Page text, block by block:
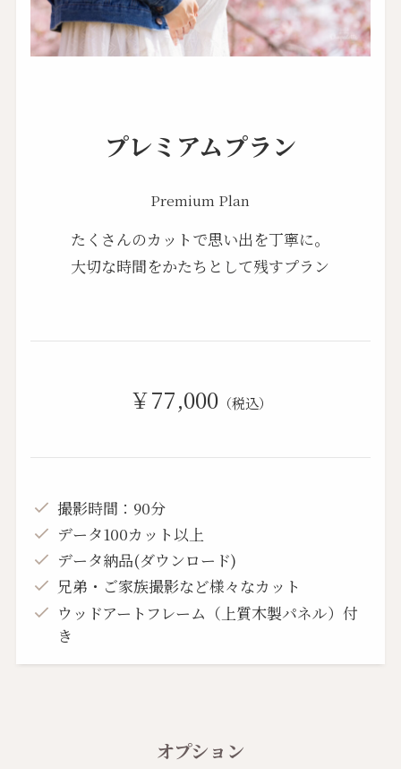
プレミアムプラン
Premium Plan
たくさんのカットで思い出を丁寧に。
大切な時間をかたちとして残すプラン
￥77,000（税込）
撮影時間：90分
データ100カット以上
データ納品(ダウンロード)
兄弟・ご家族撮影など様々なカット
ウッドアートフレーム（上質木製パネル）付
き
オプション